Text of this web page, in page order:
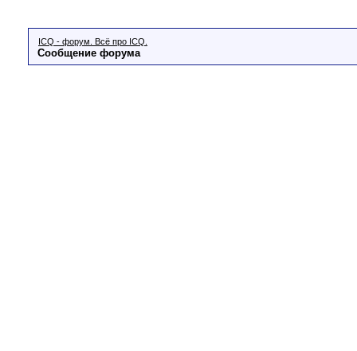
ICQ - форум. Всё про ICQ.
Сообщение форума